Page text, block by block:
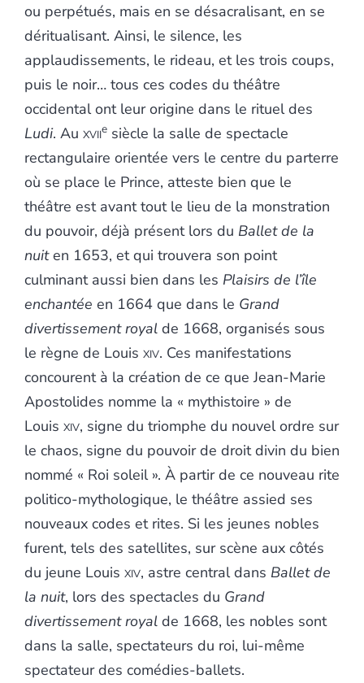
ou perpétués, mais en se désacralisant, en se
déritualisant. Ainsi, le silence, les
applaudissements, le rideau, et les trois coups,
puis le noir… tous ces codes du théâtre
occidental ont leur origine dans le rituel des
Ludi. Au xviie siècle la salle de spectacle
rectangulaire orientée vers le centre du parterre
où se place le Prince, atteste bien que le
théâtre est avant tout le lieu de la monstration
du pouvoir, déjà présent lors du Ballet de la
nuiten 1653, et qui trouvera son point
culminant aussi bien dans les Plaisirs de l’île
enchantée en 1664 que dans le Grand
divertissement royal de 1668, organisés sous
le règne de Louis xiv. Ces manifestations
concourent à la création de ce que Jean-Marie
Apostolides nomme la « mythistoire » de
Louis xiv, signe du triomphe du nouvel ordre sur
le chaos, signe du pouvoir de droit divin du bien
nommé « Roi soleil ». À partir de ce nouveau rite
politico-mythologique, le théâtre assied ses
nouveaux codes et rites. Si les jeunes nobles
furent, tels des satellites, sur scène aux côtés
du jeune Louis xiv, astre central dans Ballet de
la nuit, lors des spectacles du Grand
divertissement royal de 1668, les nobles sont
dans la salle, spectateurs du roi, lui-même
spectateur des comédies-ballets.